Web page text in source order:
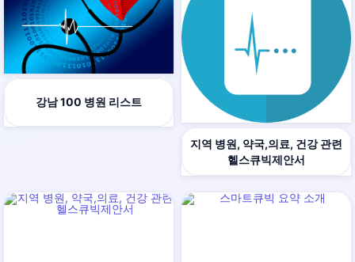
강남 100 병원 리스트
지역 병원, 약국,의료, 건강 관련
헬스큐빅제안서